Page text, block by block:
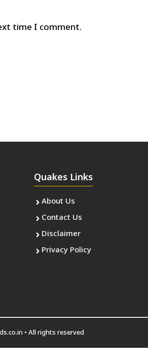
time I comment.
Quakes Links
About Us
Contact Us
Disclaimer
Privacy Policy
• All rights reserved